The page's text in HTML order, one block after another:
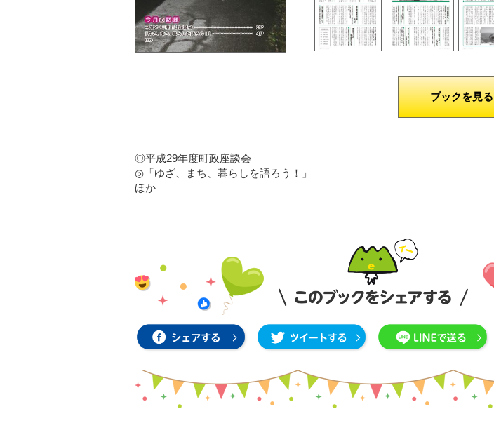
ブックを見る
◎平成29年度町政座談会
◎「ゆざ、まち、暮らしを語ろう！」
ほか
鶴岡市 大輪
撮影場所：赤川